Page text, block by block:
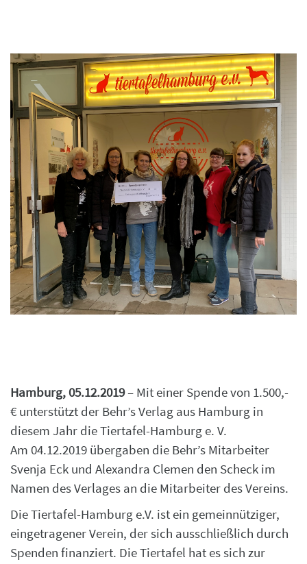
Hamburg, 05.12.2019– Mit einer Spende von 1.500,-
€ unterstützt der Behr’s Verlag aus Hamburg in
diesem Jahr die Tiertafel-Hamburg e. V.
Am 04.12.2019 übergaben die Behr’s Mitarbeiter
Svenja Eck und Alexandra Clemen den Scheck im
Namen des Verlages an die Mitarbeiter des Vereins.
Die Tiertafel-Hamburg e.V. ist ein gemeinnütziger,
eingetragener Verein, der sich ausschließlich durch
Spenden finanziert. Die Tiertafel hat es sich zur